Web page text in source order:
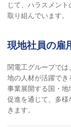
じて、ハラスメン
取り組んでいます。
現地社員の雇
関電工グループで
地の人材が活躍でき
事業展開する国・
促進を通じて、多
きます。